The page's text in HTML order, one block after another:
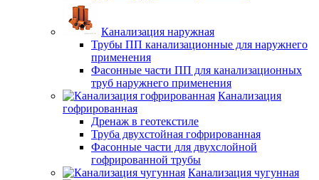
Канализация наружная
Трубы ПП канализационные для наружнего
применения
Фасонные части ПП для канализационных
труб наружнего применения
Канализация
гофрированная
Дренаж в геотекстиле
Труба двухстойная гофрированная
Фасонные части для двухслойной
гофрированной трубы
Канализация чугунная